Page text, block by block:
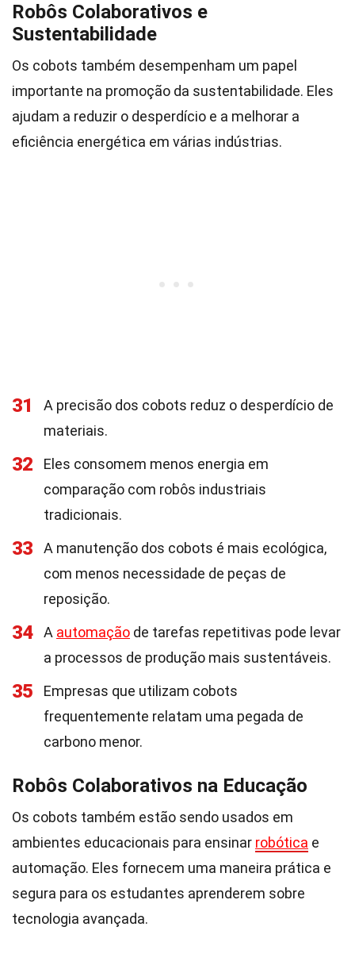
Robôs Colaborativos e
Sustentabilidade
Os cobots também desempenham um papel
importante na promoção da sustentabilidade. Eles
ajudam a reduzir o desperdício e a melhorar a
eficiência energética em várias indústrias.
31
A precisão dos cobots reduz o desperdício de
materiais.
32
Eles consomem menos energia em
comparação com robôs industriais
tradicionais.
33
A manutenção dos cobots é mais ecológica,
com menos necessidade de peças de
reposição.
34 A automação de tarefas repetitivas pode levar
a processos de produção mais sustentáveis.
35
Empresas que utilizam cobots
frequentemente relatam uma pegada de
carbono menor.
Robôs Colaborativos na Educação
Os cobots também estão sendo usados em
ambientes educacionais para ensinar robótica e
automação. Eles fornecem uma maneira prática e
segura para os estudantes aprenderem sobre
tecnologia avançada.